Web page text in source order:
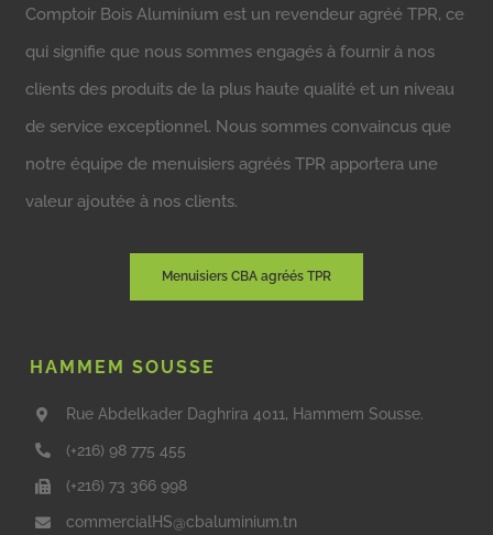
Comptoir Bois Aluminium est un revendeur agréé TPR, ce
qui signifie que nous sommes engagés à fournir à nos
clients des produits de la plus haute qualité et un niveau
de service exceptionnel. Nous sommes convaincus que
notre équipe de menuisiers agréés TPR apportera une
valeur ajoutée à nos clients.
Menuisiers CBA agréés TPR
HAMMEM SOUSSE
Rue Abdelkader Daghrira 4011, Hammem Sousse.
(+216) 98 775 455
(+216) 73 366 998
commercialHS@cbaluminium.tn